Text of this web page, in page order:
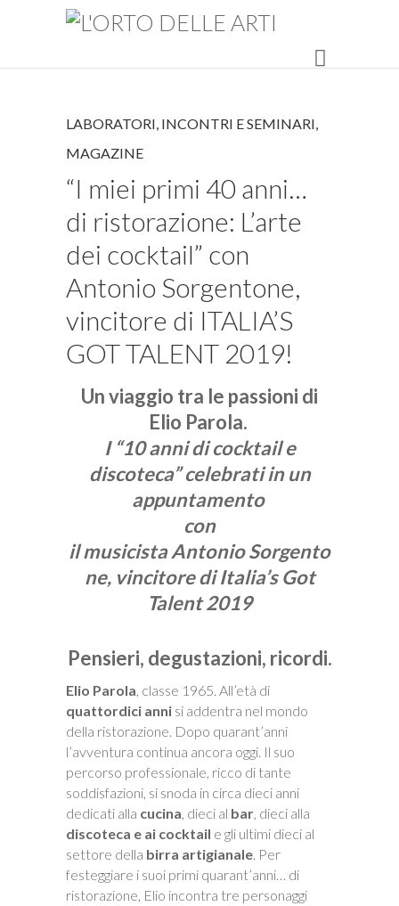
LABORATORI, INCONTRI E SEMINARI,
MAGAZINE
“I miei primi 40 anni…
di ristorazione: L’arte
dei cocktail” con
Antonio Sorgentone,
vincitore di ITALIA’S
GOT TALENT 2019!
Un viaggio tra le passioni di
Elio Parola.
I “10 anni di cocktail e
discoteca” celebrati in un
appuntamento
con
il musicista Antonio Sorgento
ne, vincitore di Italia’s Got
Talent 2019
Elio Parola, classe 1965. All’età di
quattordici anni si addentra nel mondo
della ristorazione. Dopo quarant’anni
l’avventura continua ancora oggi. Il suo
percorso professionale, ricco di tante
soddisfazioni, si snoda in circa dieci anni
dedicati alla cucina, dieci al bar, dieci alla
discoteca e ai cocktail e gli ultimi dieci al
settore della birra artigianale. Per
festeggiare i suoi primi quarant’anni… di
ristorazione, Elio incontra tre personaggi